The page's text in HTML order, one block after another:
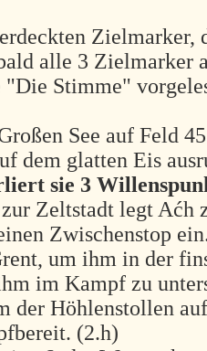
Zielmarker,
alle 3 Zielmarker
Stimme"
See auf Feld
dem glatten Eis
sie 3
Zeltstadt legt Aćh
Zwischenstop
um ihm in der
im Kampf zu
der Höhlenstollen
(2.h)